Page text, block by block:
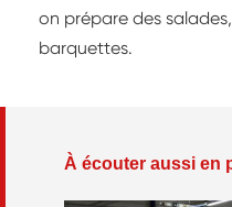
on prépare des
barquettes.
À écouter aussi en